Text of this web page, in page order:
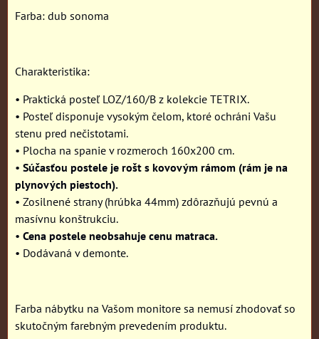
Farba: dub sonoma
Charakteristika:
• Praktická posteľ LOZ/160/B z kolekcie TETRIX.
• Posteľ disponuje vysokým čelom, ktoré ochráni Vašu
stenu pred nečistotami.
• Plocha na spanie v rozmeroch 160x200 cm.
• Súčasťou postele je rošt s kovovým rámom (rám je na
plynových piestoch).
• Zosilnené strany (hrúbka 44mm) zdôrazňujú pevnú a
masívnu konštrukciu.
• Cena postele neobsahuje cenu matraca.
• Dodávaná v demonte.
Farba nábytku na Vašom monitore sa nemusí zhodovať so
skutočným farebným prevedením produktu.